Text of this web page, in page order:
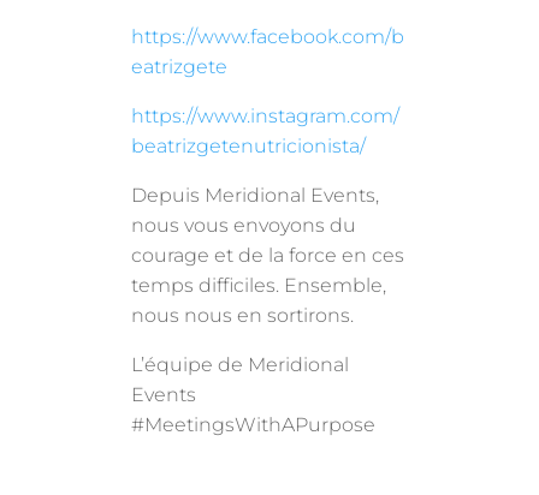
https://www.facebook.com/b
eatrizgete
https://www.instagram.com/
beatrizgetenutricionista/
Depuis Meridional Events,
nous vous envoyons du
courage et de la force en ces
temps difficiles. Ensemble,
nous nous en sortirons.
L’équipe de Meridional
Events
#MeetingsWithAPurpose